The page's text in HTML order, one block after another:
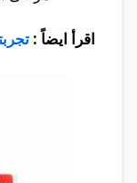
اقرأ ايضاً :